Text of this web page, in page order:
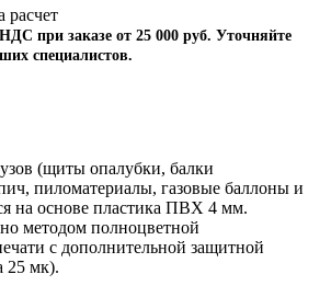
расчет
при заказе от 25 000 руб. Уточняйте
специалистов.
(щиты опалубки, балки
пиломатериалы, газовые баллоны и
на основе пластика ПВХ 4 мм.
методом полноцветной
с дополнительной защитной
25 мк).